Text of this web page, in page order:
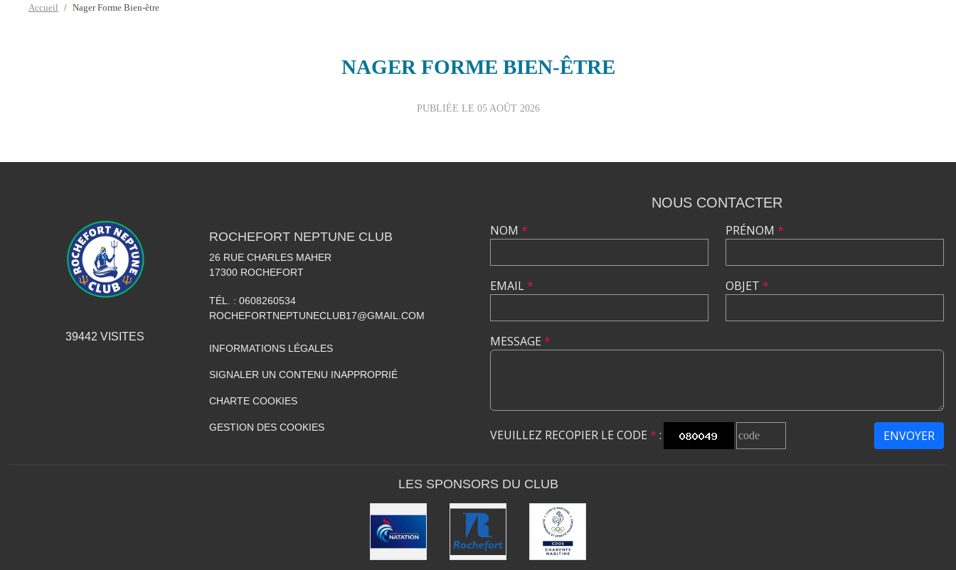
Accueil Nager Forme Bien-être
NAGER FORME BIEN-ÊTRE
PUBLIÉE LE 05 AOÛT 2026
39442 VISITES
ROCHEFORT NEPTUNE CLUB
26 RUE CHARLES MAHER
17300 ROCHEFORT
TÉL. : 0608260534
ROCHEFORTNEPTUNECLUB17@GMAIL.COM
INFORMATIONS LÉGALES
SIGNALER UN CONTENU INAPPROPRIÉ
CHARTE COOKIES
GESTION DES COOKIES
NOUS CONTACTER
NOM *
EMAIL*
PRÉNOM *
OBJET *
MESSAGE *
VEUILLEZ RECOPIER LE CODE * : ENVOYER
LES SPONSORS DU CLUB